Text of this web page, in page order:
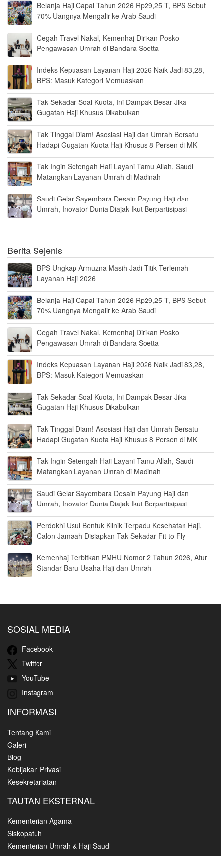
Belanja Haji Capai Tahun 2026 Rp29,25 T, BPS Sebut
70% Uangnya Mengalir ke Arab Saudi
Cegah Travel Nakal, Kemenhaj Dirikan Posko
Pengawasan Umrah di Bandara Soetta
Indeks Kepuasan Layanan Haji 2026 Naik Jadi 83,28,
BPS: Masuk Kategori Memuaskan
Tak Sekadar Soal Kuota, Ini Dampak Besar Jika
Gugatan Haji Khusus Dikabulkan
Tak Tinggal Diam! Asosiasi Haji dan Umrah Bersatu
Hadapi Gugatan Kuota Haji Khusus 8 Persen di MK
Tak Ingin Setengah Hati Layani Tamu Allah, Saudi
Matangkan Layanan Umrah di Madinah
Saudi Gelar Sayembara Desain Payung Haji dan
Umrah, Inovator Dunia Diajak Ikut Berpartisipasi
Berita Sejenis
BPS Ungkap Armuzna Masih Jadi Titik Terlemah
Layanan Haji 2026
Belanja Haji Capai Tahun 2026 Rp29,25 T, BPS Sebut
70% Uangnya Mengalir ke Arab Saudi
Cegah Travel Nakal, Kemenhaj Dirikan Posko
Pengawasan Umrah di Bandara Soetta
Indeks Kepuasan Layanan Haji 2026 Naik Jadi 83,28,
BPS: Masuk Kategori Memuaskan
Tak Sekadar Soal Kuota, Ini Dampak Besar Jika
Gugatan Haji Khusus Dikabulkan
Tak Tinggal Diam! Asosiasi Haji dan Umrah Bersatu
Hadapi Gugatan Kuota Haji Khusus 8 Persen di MK
Tak Ingin Setengah Hati Layani Tamu Allah, Saudi
Matangkan Layanan Umrah di Madinah
Saudi Gelar Sayembara Desain Payung Haji dan
Umrah, Inovator Dunia Diajak Ikut Berpartisipasi
Perdokhi Usul Bentuk Klinik Terpadu Kesehatan Haji,
Calon Jamaah Disiapkan Tak Sekadar Fit to Fly
Kemenhaj Terbitkan PMHU Nomor 2 Tahun 2026, Atur
Standar Baru Usaha Haji dan Umrah
SOSIAL MEDIA
Facebook
Twitter
YouTube
Instagram
INFORMASI
Tentang Kami
Galeri
Blog
Kebijakan Privasi
Kesekretariatan
TAUTAN EKSTERNAL
Kementerian Agama
Siskopatuh
Kementerian Umrah & Haji Saudi